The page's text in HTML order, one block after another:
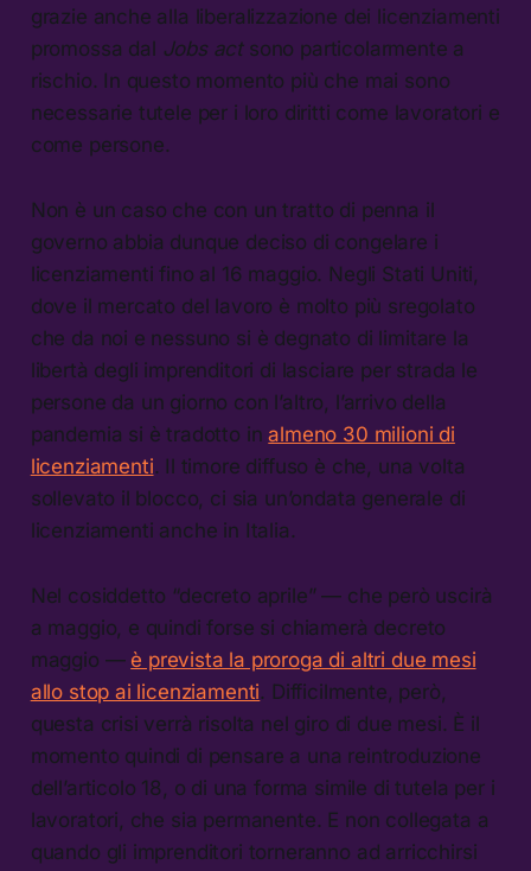
grazie anche alla liberalizzazione dei licenziamenti
promossa dal
Jobs act sono particolarmente a
rischio. In questo momento più che mai sono
necessarie tutele per i loro diritti come lavoratori e
come persone.
Non è un caso che con un tratto di penna il
governo abbia dunque deciso di congelare i
licenziamenti fino al 16 maggio. Negli Stati Uniti,
dove il mercato del lavoro è molto più sregolato
che da noi e nessuno si è degnato di limitare la
libertà degli imprenditori di lasciare per strada le
persone da un giorno con l’altro, l’arrivo della
pandemia si è tradotto inalmeno 30 milioni di
licenziamenti. Il timore diffuso è che, una volta
sollevato il blocco, ci sia un’ondata generale di
licenziamenti anche in Italia.
Nel cosiddetto “decreto aprile” — che però uscirà
a maggio, e quindi forse si chiamerà decreto
maggio — è prevista la proroga di altri due mesi
allo stop ai licenziamenti. Difficilmente, però,
questa crisi verrà risolta nel giro di due mesi. È il
momento quindi di pensare a una reintroduzione
dell’articolo 18, o di una forma simile di tutela per i
lavoratori, che sia permanente. E non collegata a
quando gli imprenditori torneranno ad arricchirsi